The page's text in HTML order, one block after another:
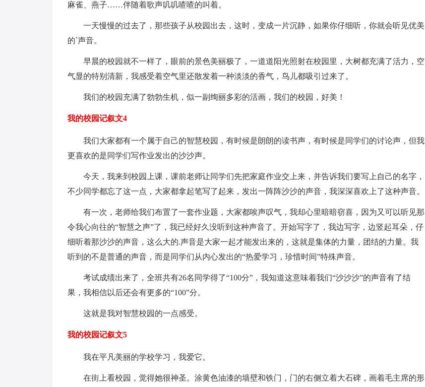
麻雀、燕子……伴随着歌声叽叽喳喳的叫着。
一天慢慢的过去了，那些孩子从校园出去，这时，变成一片沉静，如果你仔细听，你就会听见优美
的`声音。
早晨的校园就不一样了，眼前的景色美丽极了，一道道阳光照射在校园里，大树都充满了活力，空
气显的特别清新，我感受着空气里还散发着一种淡淡的香气，鸟儿都吸引过来了。
我们的校园充满了勃勃生机，似一副绚丽多彩的活画，我们的校园，好美！
我的校园记叙文4
我们大家都有一个属于自己的智慧校园，有时候是朗朗的读书声，有时候是同学们的讨论声，但我
更喜欢的是同学们写作业发出的沙沙声。
今天，我来到校园上课，课前老师让同学们先把家庭作业交上来，并告诉我们要写上自己的名字，
不少同学都忘了这一点，大家都拿起笔写了起来，发出一阵阵沙沙的声音，我深深喜欢上了这种声音。
有一次，老师给我们布置了一套作业题，大家都唉声叹气，我却心里暗暗窃喜，因为又可以听见那
令我心向往的“智慧之声”了，我已经好久没听到这种声音了。开始写字了，我边写字，边竖起耳朵，仔
细听着那沙沙的声音，这么大的.声音是大家一起才能发出来的，这就是集体的力量，团结的力量。我
听到的不是普通的声音，而是同学们从内心发出的“热爱学习，珍惜时间”特殊声音。
考试成绩出来了，全班共有26名同学得了“100分”，我知道这意味着我们“沙沙沙”的声音有了结
果，我相信以后还会有更多的“100”分。
这就是我对智慧校园的一点感受。
我的校园记叙文5
我在平凡美丽的学校学习，我爱它。
在街上看校园，觉得她很神圣。涂黄色油漆的墙壁和铁门，门的右侧立着大石碑，画着毛主席的形